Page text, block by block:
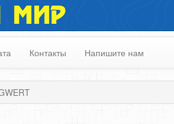
МИР
Контакты Напишите нам